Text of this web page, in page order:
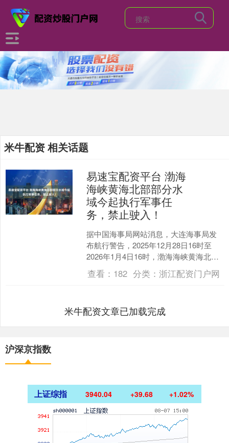
米牛配资 相关话题
易速宝配资平台 渤海
海峡黄海北部部分水
域今起执行军事任
务，禁止驶入！
据中国海事局网站消息，大连海事局发
布航行警告，2025年12月28日16时至
2026年1月4日16时，渤海海峡黄海北部
部分水域范围内执行军事任务，禁止驶
入。 来....
查看： 182 分类： 浙江配资门户网
米牛配资文章已加载完成
沪深京指数
上证综指 3940.04 +39.68 +1.02%